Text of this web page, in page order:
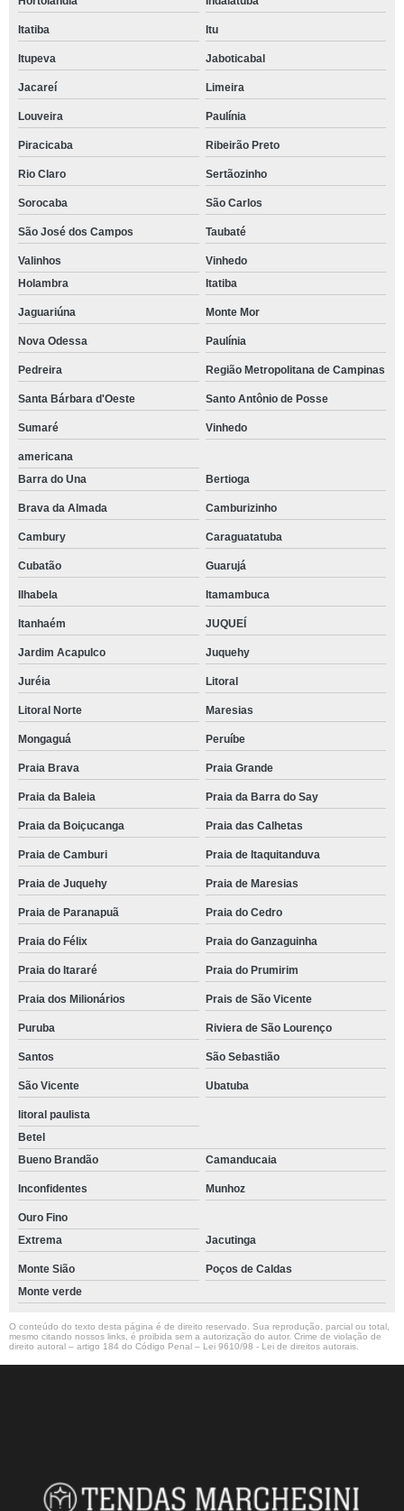
Itatiba Itu
Itupeva Jaboticabal
Jacareí Limeira
Louveira Paulínia
Piracicaba Ribeirão Preto
Rio Claro Sertãozinho
Sorocaba São Carlos
São José dos Campos Taubaté
Valinhos
Vinhedo
Holambra
Itatiba
Jaguariúna Monte Mor
Nova Odessa Paulínia
Pedreira Região Metropolitana de Campinas
Santa Bárbara d'Oeste Santo Antônio de Posse
Sumaré Vinhedo
americana
Barra do Una
Bertioga
Brava da Almada Camburizinho
Cambury Caraguatatuba
Cubatão Guarujá
Ilhabela Itamambuca
Itanhaém JUQUEÍ
Jardim Acapulco Juquehy
Juréia Litoral
Litoral Norte Maresias
Mongaguá Peruíbe
Praia Brava Praia Grande
Praia da Baleia Praia da Barra do Say
Praia da Boiçucanga Praia das Calhetas
Praia de Camburi Praia de Itaquitanduva
Praia de Juquehy Praia de Maresias
Praia de Paranapuã Praia do Cedro
Praia do Félix Praia do Ganzaguinha
Praia do Itararé Praia do Prumirim
Praia dos Milionários Prais de São Vicente
Puruba Riviera de São Lourenço
Santos São Sebastião
São Vicente Ubatuba
litoral paulista
Betel
Bueno Brandão
Camanducaia
Inconfidentes Munhoz
Ouro Fino
Extrema
Jacutinga
Monte Sião
Poços de Caldas
Monte verde
O conteúdo do texto desta página é de direito reservado. Sua reprodução, parcial ou total,
mesmo citando nossos links, é proibida sem a autorização do autor. Crime de violação de
direito autoral – artigo 184 do Código Penal – Lei 9610/98 - Lei de direitos autorais